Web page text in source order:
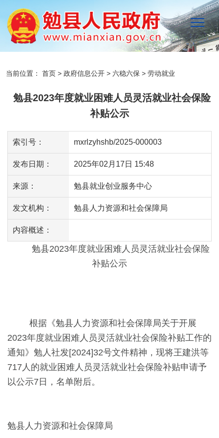
当前位置： 首页 > 政府信息公开 > 六稳六保 > 劳动就业
勉县2023年度就业困难人员灵活就业社会保险
补贴公示
索引号： mxrlzyhshb/2025-000003
发布日期： 2025年02月17日 15:48
来源： 勉县就业创业服务中心
发文机构： 勉县人力资源和社会保障局
内容概述：
勉县2023年度就业困难人员灵活就业社会保险
补贴公示
根据《勉县人力资源和社会保障局关于开展
2023年度就业困难人员灵活就业社会保险补贴工作的
通知》勉人社发[2024]32号文件精神，现将王建洪等
717人的就业困难人员灵活就业社会保险补贴申请予
以公示7日，名单附后。
勉县人力资源和社会保障局